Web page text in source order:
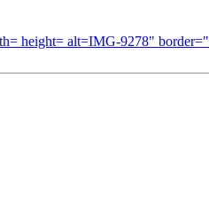
height= alt=IMG-9278"